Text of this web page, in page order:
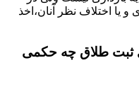
یا اختلاف نظر آنان،اخذ
ثبت طلاق چه حکمی